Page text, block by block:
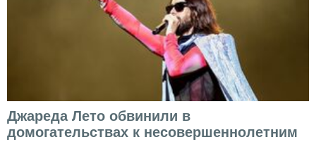
Джареда Лето обвинили в
домогательствах к несовершеннолетним